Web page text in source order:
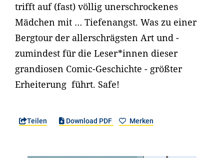
trifft auf (fast) völlig unerschrockenes
Mädchen mit … Tiefenangst. Was zu einer
Bergtour der allerschrägsten Art und -
zumindest für die Leser*innen dieser
grandiosen Comic-Geschichte - größter
Erheiterung führt. Safe!
Teilen Download PDF Merken